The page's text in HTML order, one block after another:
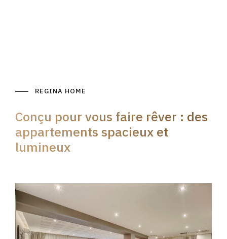
REGINA HOME
Conçu pour vous faire rêver : des
appartements spacieux et
lumineux